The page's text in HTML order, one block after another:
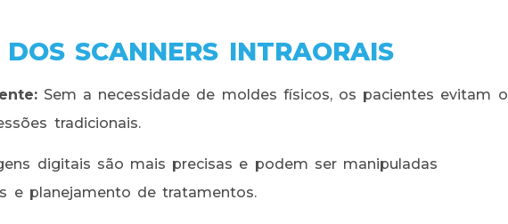
SCANNERS INTRAORAIS
Sem a necessidade de moldes físicos, os pacientes evitam o
tradicionais.
digitais são mais precisas e podem ser manipuladas
e planejamento de tratamentos.